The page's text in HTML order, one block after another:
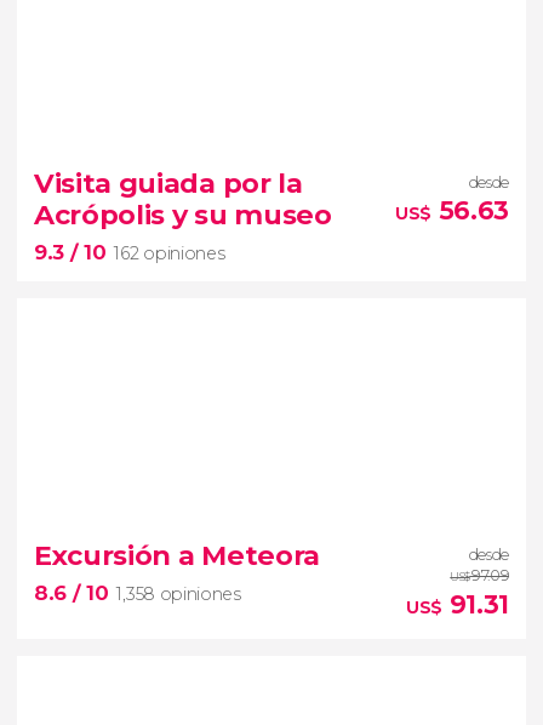
visita guiada por la Acrópolis
templos griegos más
emblemáticos del mundo
Visita guiada por la
Acrópolis y su museo
9.3 / 10 162 opiniones
desde
US$ 56.63
162 opiniones
viaje
en el tiempo hasta la Grecia Clásica
Excursión a Meteora
8.6 / 10 1,358 opiniones
desde
US$97.09
US$ 91.31